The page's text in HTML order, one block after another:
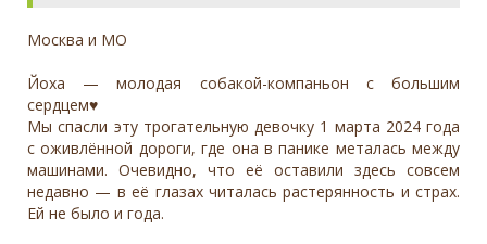
Москва и МО
Йоха — молодая собакой-компаньон с большим
сердцем♥️
Мы спасли эту трогательную девочку 1 марта 2024 года
с оживлённой дороги, где она в панике металась между
машинами. Очевидно, что её оставили здесь совсем
недавно — в её глазах читалась растерянность и страх.
Ей не было и года.